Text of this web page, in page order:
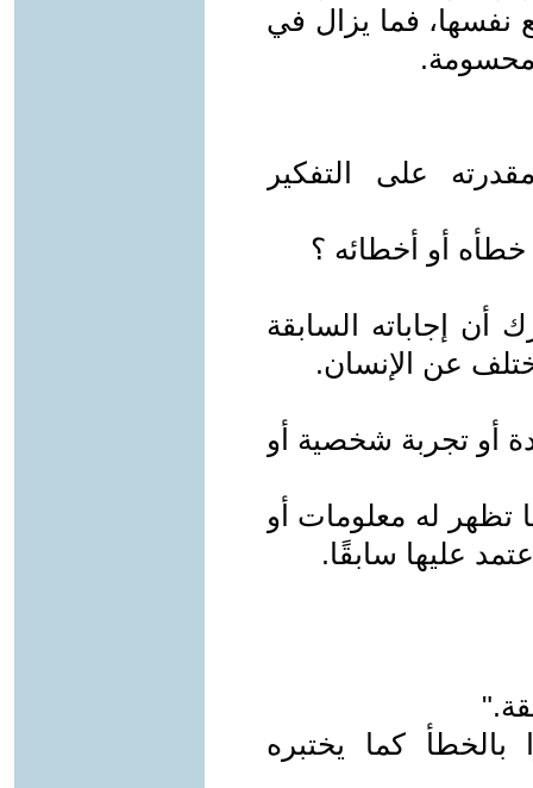
نفسها، فما يزال في
محسومة.
على التفكير
أو أخطائه ؟
أن إجاباته السابقة
عن الإنسان.
أو تجربة شخصية أو
تظهر له معلومات أو
عليها سابقًا.
بالخطأ كما يختبره